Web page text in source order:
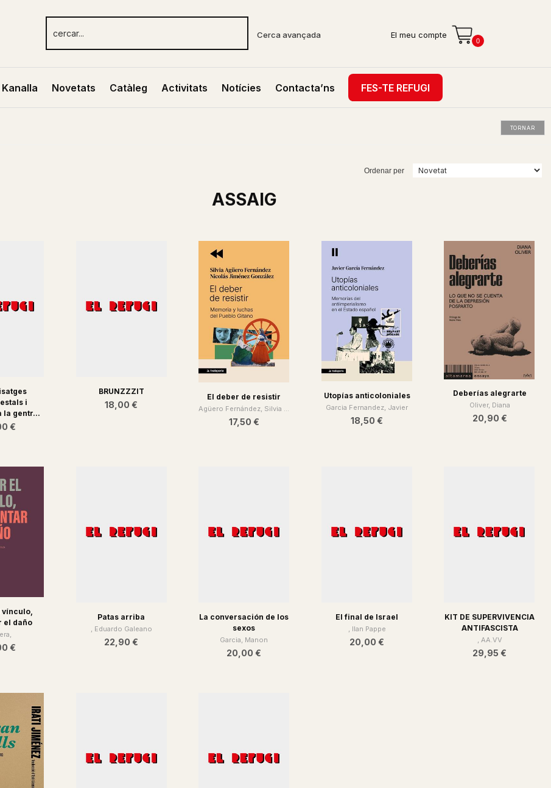
El meu compte
0
Novetats Catàleg Activitats Notícies Contacta’ns FES-TE REFUGI
Cerca avançada
TORNAR
Ordenar per
ASSAIG
i
la gentr...
€
BRUNZZZIT
18,00 €
El deber de resistir
Agüero Fernández, Silvia ...
17,50 €
Utopías anticoloniales
Garcia Fernandez, Javier
18,50 €
Deberías alegrarte
Oliver, Diana
20,90 €
vínculo,
el daño
€
Patas arriba
, Eduardo Galeano
22,90 €
La conversación de los
sexos
Garcia, Manon
20,00 €
El final de Israel
, Ilan Pappe
20,00 €
KIT DE SUPERVIVENCIA
ANTIFASCISTA
, AA.VV
29,95 €